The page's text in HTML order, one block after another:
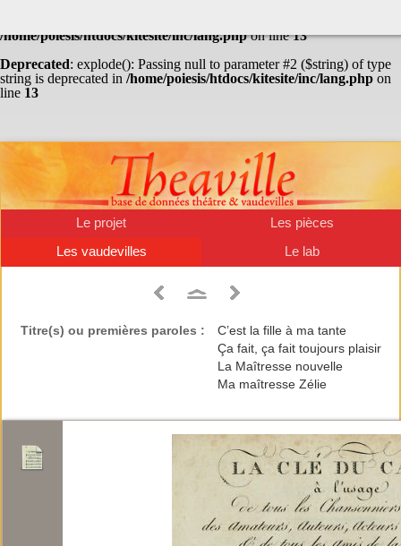
/home/poiesis/htdocs/kitesite/inc/lang.phpon line13
Deprecated: explode(): Passing null to parameter #2 ($string) of type
string is deprecated in /home/poiesis/htdocs/kitesite/inc/lang.php on
line 13
Le projet
Les pièces
Les vaudevilles
Le lab
Titre(s) ou premières paroles :
C’est la fille à ma tante
Ça fait, ça fait toujours plaisir
La Maîtresse nouvelle
Ma maîtresse Zélie